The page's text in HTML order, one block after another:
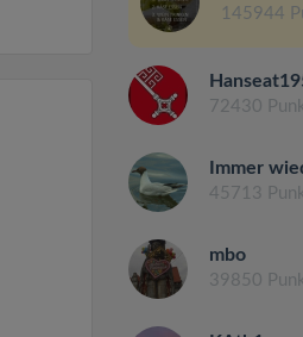
145944
72430
Immer
45713
mbo
39850